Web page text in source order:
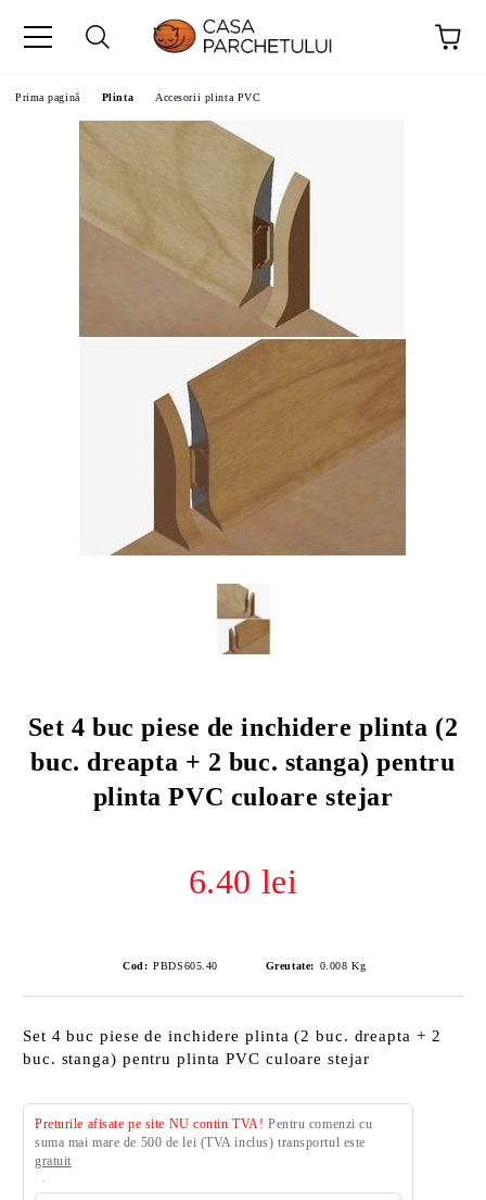
Prima pagină Plinta Accesorii plinta PVC
Set 4 buc piese de inchidere plinta (2
buc. dreapta + 2 buc. stanga) pentru
plinta PVC culoare stejar
6.40 lei
Cod: PBDS605.40 Greutate: 0.008 Kg
Set 4 buc piese de inchidere plinta (2 buc. dreapta + 2
buc. stanga) pentru plinta PVC culoare stejar
Preturile afisate pe site NU contin TVA! Pentru comenzi cu
suma mai mare de 500 de lei (TVA inclus) transportul este
gratuit